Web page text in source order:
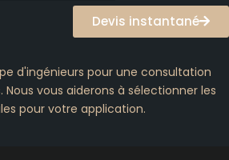
Devis instantané
d'ingénieurs pour une consultation
vous aiderons à sélectionner les
pour votre application.